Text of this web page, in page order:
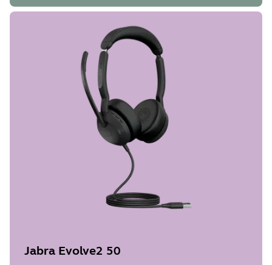
Jabra Evolve2 50